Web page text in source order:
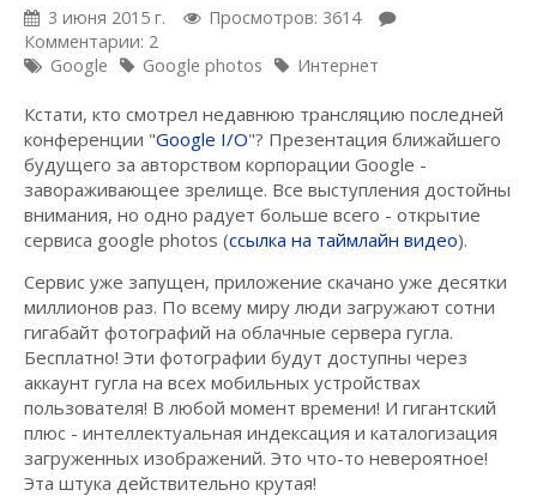
3 июня 2015 г.
Просмотров: 3614
Комментарии: 2
Google
Google photos Интернет
Кстати, кто смотрел недавнюю трансляцию последней
конференции "Google I/O"? Презентация ближайшего
будущего за авторством корпорации Google -
завораживающее зрелище. Все выступления достойны
внимания, но одно радует больше всего - открытие
сервиса google photos (ссылка на таймлайн видео).
Сервис уже запущен, приложение скачано уже десятки
миллионов раз. По всему миру люди загружают сотни
гигабайт фотографий на облачные сервера гугла.
Бесплатно! Эти фотографии будут доступны через
аккаунт гугла на всех мобильных устройствах
пользователя! В любой момент времени! И гигантский
плюс - интеллектуальная индексация и каталогизация
загруженных изображений. Это что-то невероятное!
Эта штука действительно крутая!